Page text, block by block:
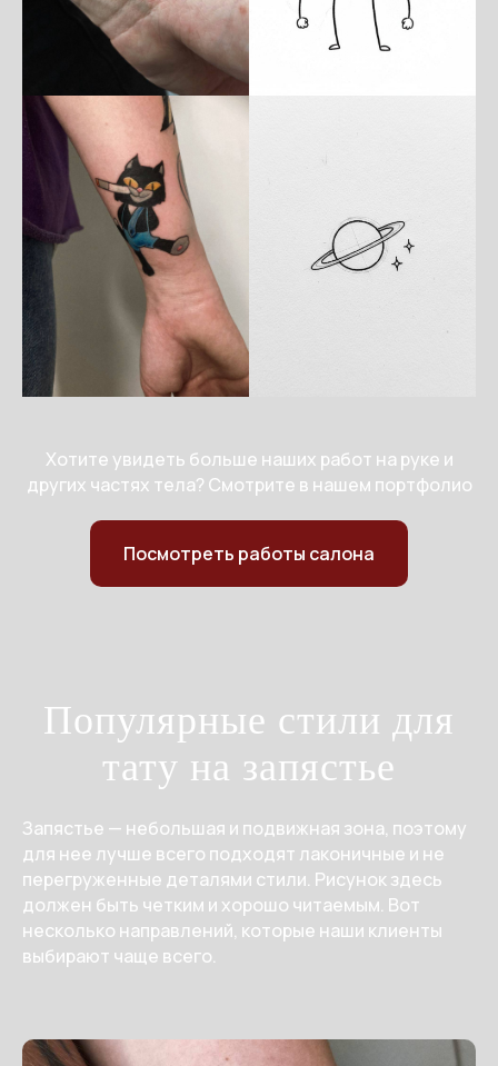
Хотите увидеть больше наших работ на руке и
других частях тела? Смотрите в нашем портфолио
Посмотреть работы салона
Популярные стили для
тату на запястье
Запястье — небольшая и подвижная зона, поэтому
для нее лучше всего подходят лаконичные и не
перегруженные деталями стили. Рисунок здесь
должен быть четким и хорошо читаемым. Вот
несколько направлений, которые наши клиенты
выбирают чаще всего.